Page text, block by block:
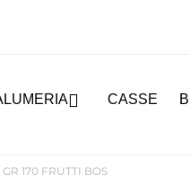
 CASSE
170 FRUTTI BOS